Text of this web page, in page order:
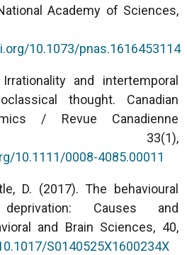
Academy of Sciences,
10.1073/pnas.1616453114
and intertemporal
thought. Canadian
/ Revue Canadienne
33(1),
10.1111/0008-4085.00011
D. (2017). The behavioural
Causes and
and Brain Sciences, 40,
S0140525X1600234X